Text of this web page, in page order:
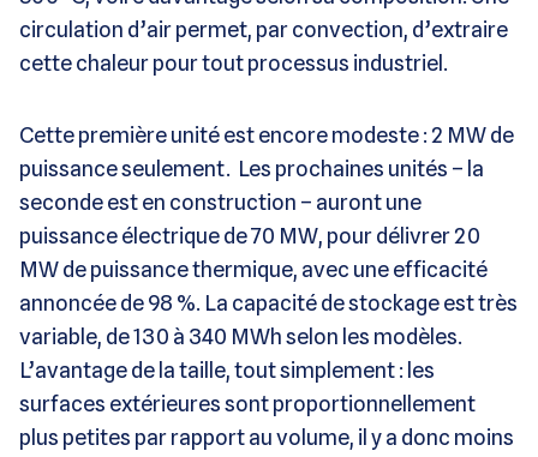
circulation d’air permet, par convection, d’extraire
cette chaleur pour tout processus industriel.
Cette première unité est encore modeste : 2 MW de
puissance seulement. Les prochaines unités – la
seconde est en construction – auront une
puissance électrique de 70 MW, pour délivrer 20
MW de puissance thermique, avec une efficacité
annoncée de 98 %. La capacité de stockage est très
variable, de 130 à 340 MWh selon les modèles.
L’avantage de la taille, tout simplement : les
surfaces extérieures sont proportionnellement
plus petites par rapport au volume, il y a donc moins